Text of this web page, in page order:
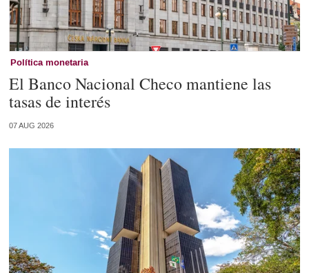
Política monetaria
El Banco Nacional Checo mantiene las
tasas de interés
07 AUG 2026